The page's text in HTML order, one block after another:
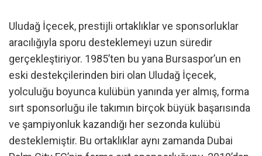
Uludağ İçecek, prestijli ortaklıklar ve sponsorluklar
aracılığıyla sporu desteklemeyi uzun süredir
gerçekleştiriyor. 1985’ten bu yana Bursaspor’un en
eski destekçilerinden biri olan Uludağ İçecek,
yolculuğu boyunca kulübün yanında yer almış, forma
sırt sponsorluğu ile takımın birçok büyük başarısında
ve şampiyonluk kazandığı her sezonda kulübü
desteklemiştir. Bu ortaklıklar aynı zamanda Dubai